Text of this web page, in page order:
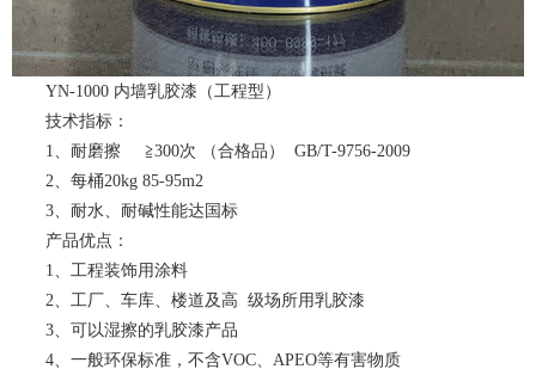
YN-1000 内墙乳胶漆（工程型）
技术指标：
1、耐磨擦 ≧300次 （合格品） GB/T-9756-2009
2、每桶20kg 85-95m2
3、耐水、耐碱性能达国标
产品优点：
1、工程装饰用涂料
2、工厂、车库、楼道及高 级场所用乳胶漆
3、可以湿擦的乳胶漆产品
4、一般环保标准，不含VOC、APEO等有害物质